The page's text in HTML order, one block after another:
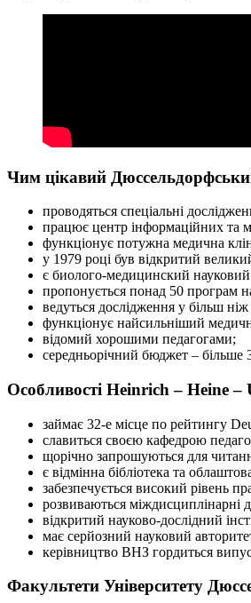
Чим цікавий
проводяться спеціальні
працює центр інформаційних та
функціонує потужна медична
у 1979 році був відкритий
є биолого-медицинский
пропонується понад 50 програм
ведуться дослідження у більш
функціонує найсильніший
відомий хорошими педагогами;
середньорічний бюджет – більше
Особливості Heinrich – Heine
займає 32-е місце по рейтингу
славиться своєю кафедрою
щорічно запрошуються для
є відмінна бібліотека та
забезпечується високий рівень
розвиваються міждисциплінарні
відкритий науково-дослідний
має серйозний науковий
керівництво ВНЗ гордиться
Факультети Університету